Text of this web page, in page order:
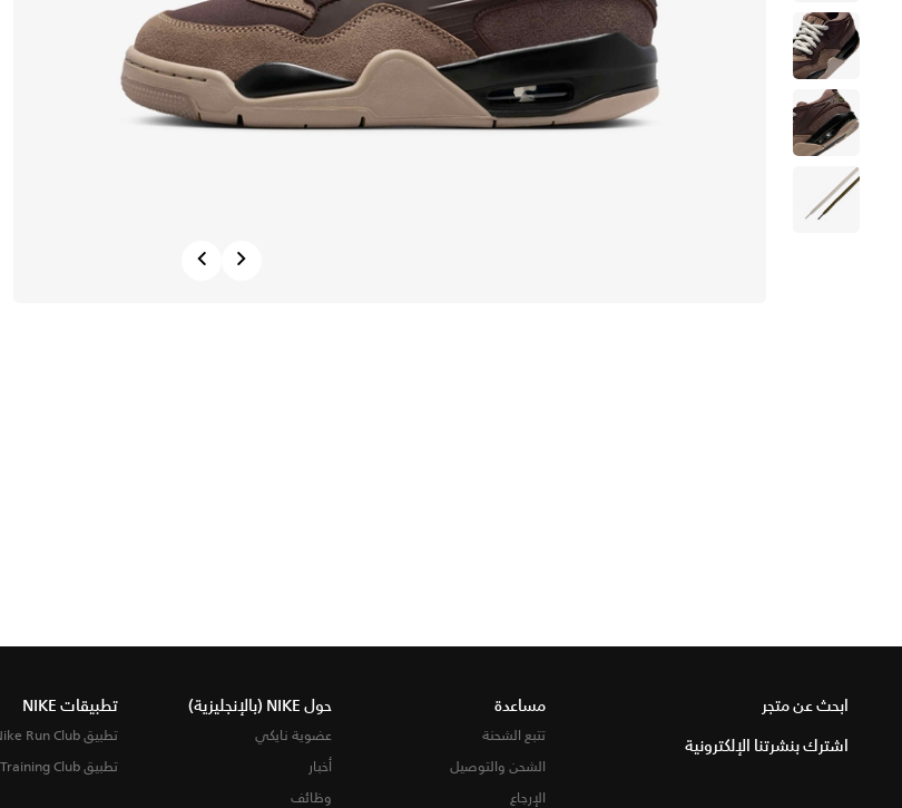
Next
ابحث عن متجر
اشترك بنشرتنا الإلكترونية
مساعدة
تتبع الشحنة
الشحن والتوصيل
الإرجاع
حول NIKE (بالإنجليزية)
عضوية نايكي
أخبار
وظائف
تطبيقات NIKE
تطبيق Nike Run Club
تطبيق Nike Training Club